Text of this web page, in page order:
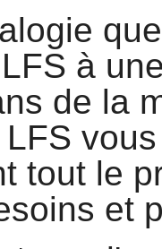
à
de la
tout le
et